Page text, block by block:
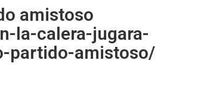
amistoso
la-calera-jugara-
partido-amistoso/